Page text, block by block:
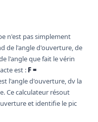
n'est pas simplement
de l'angle d'ouverture, de
l'angle que fait le vérin
est : F =
l'angle d'ouverture, dv la
Ce calculateur résout
et identifie le pic